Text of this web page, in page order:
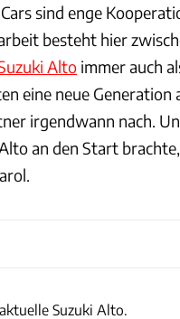
sind enge
besteht hier
Alto immer auch
eine neue
irgendwann nach.
an den Start
Suzuki Alto.